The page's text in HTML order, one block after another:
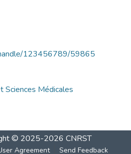
123456789/59865
Sciences Médicales
© 2025-2026 CNRST
Agreement Send Feedback